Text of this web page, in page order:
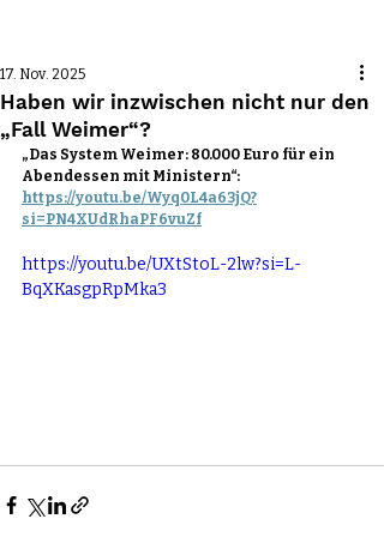
Haben wir inzwischen nicht nur den
„Fall Weimer“?
17. Nov. 2025
„Das System Weimer: 80.000 Euro für ein
Abendessen mit Ministern“:
https://youtu.be/Wyq0L4a63jQ?
si=PN4XUdRhaPF6vuZf
https://youtu.be/UXtStoL-2lw?si=L-
BqXKasgpRpMka3